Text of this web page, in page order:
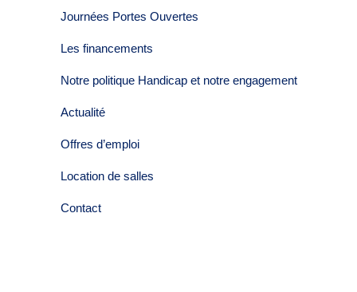
Journées Portes Ouvertes
Les financements
Notre politique Handicap et notre engagement
Actualité
Offres d’emploi
Location de salles
Contact